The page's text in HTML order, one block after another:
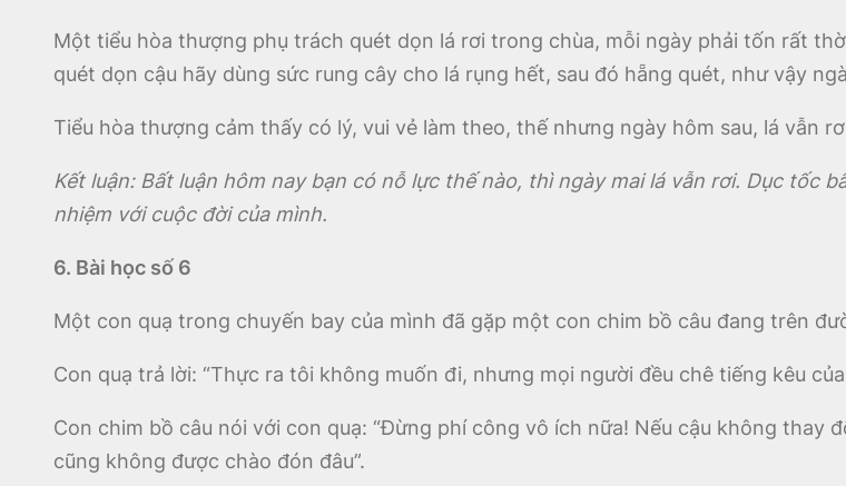
Một tiểu hòa thượng phụ trách quét dọn lá rơi trong chùa, mỗi ngày phải tốn rất
quét dọn cậu hãy dùng sức rung cây cho lá rụng hết, sau đó hẵng quét, như vậy
Tiểu hòa thượng cảm thấy có lý, vui vẻ làm theo, thế nhưng ngày hôm sau, lá vẫn
Kết luận: Bất luận hôm nay bạn có nỗ lực thế nào, thì ngày mai lá vẫn rơi. Dục tốc
nhiệm với cuộc đời của mình.
6. Bài học số 6
Một con quạ trong chuyến bay của mình đã gặp một con chim bồ câu đang trên
Con quạ trả lời: “Thực ra tôi không muốn đi, nhưng mọi người đều chê tiếng kêu
Con chim bồ câu nói với con quạ: “Đừng phí công vô ích nữa! Nếu cậu không thay
cũng không được chào đón đâu”.